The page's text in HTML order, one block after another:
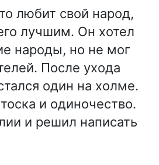
любит свой народ,
лучшим. Он хотел
народы, но не мог
После ухода
один на холме.
и одиночество.
и решил написать